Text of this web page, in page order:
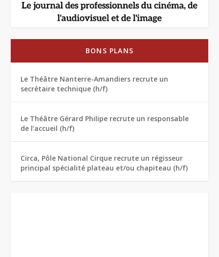
BONS PLANS
Le Théâtre Nanterre-Amandiers recrute un
secrétaire technique (h/f)
Le Théâtre Gérard Philipe recrute un responsable
de l’accueil (h/f)
Circa, Pôle National Cirque recrute un régisseur
principal spécialité plateau et/ou chapiteau (h/f)